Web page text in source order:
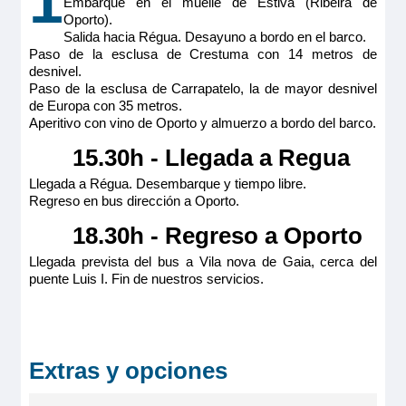
95€
Reservar
19/08/2026
95€
20/08/2026
95€
21/08/2026
Reservar
95€
Reservar
08/09/2026
95€
09/09/2026
95€
10/09/2026
85€
85€
Reservar
07/10/2026
85€
08/10/2026
09/10/2026
Oporto).
Salida hacia Régua. Desayuno a bordo en el barco.
Paso de la esclusa de Crestuma con 14 metros de
desnivel.
Paso de la esclusa de Carrapatelo, la de mayor desnivel
de Europa con 35 metros.
Aperitivo con vino de Oporto y almuerzo a bordo del barco.
15.30h - Llegada a Regua
Llegada a Régua. Desembarque y tiempo libre.
Regreso en bus dirección a Oporto.
18.30h - Regreso a Oporto
Llegada prevista del bus a Vila nova de Gaia, cerca del
puente Luis I. Fin de nuestros servicios.
Extras y opciones